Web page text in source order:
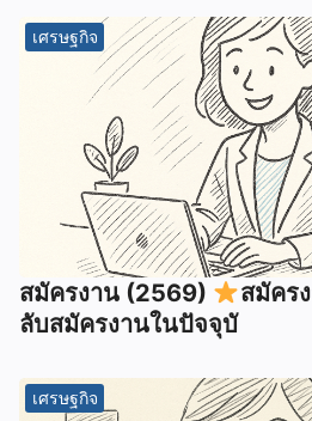
เศรษฐกิจ
สมัครงาน (2569)
สมัคร
ลับสมัครงานในปัจจุบั
เศรษฐกิจ